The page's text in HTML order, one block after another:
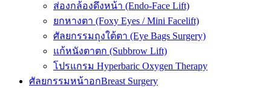
ส่องกล้องดึงหน้า (Endo-Face Lift)
ยกหางตา (Foxy Eyes / Mini Facelift)
ศัลยกรรมถุงใต้ตา (Eye Bags Surgery)
แก้หนังตาตก (Subbrow Lift)
โปรแกรม Hyperbaric Oxygen Therapy
ศัลยกรรมหน้าอกBreast Surgery